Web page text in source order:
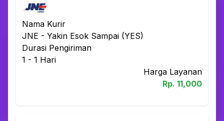
Nama Kurir
JNE - Yakin Esok Sampai (YES)
Durasi Pengiriman
1 - 1 Hari
Harga Layanan
Rp. 11,000